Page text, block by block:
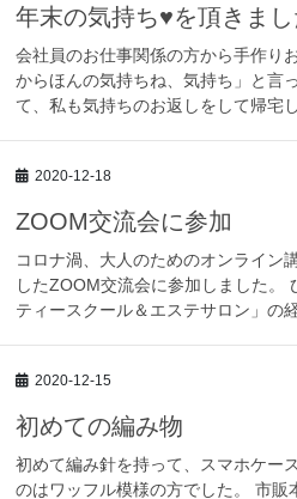
年末の気持ち♥を頂きまし
会社員のお仕事関係の方から手作り
からほんの気持ちね、気持ち」と言
て、私も気持ちのお返しをして帰宅
2020-12-18
ZOOM交流会に参加
コロナ渦、大人のためのオンライン
したZOOM交流会に参加しました。
ティースクール＆エステサロン」の
2020-12-15
初めての編み物
初めて編み針を持って、スマホケー
のはワッフル模様の方でした。 市販